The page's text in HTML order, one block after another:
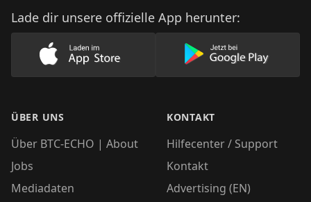
Lade dir unsere offizielle App herunter:
Lade unsere App im AppStore herunter
Lade unsere
ÜBER UNS
Über BTC-ECHO | About
Jobs
Mediadaten
KONTAKT
Hilfecenter / Support
Kontakt
Advertising (EN)